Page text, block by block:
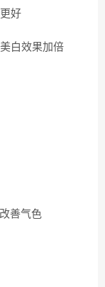
好
白效果加倍
善气色